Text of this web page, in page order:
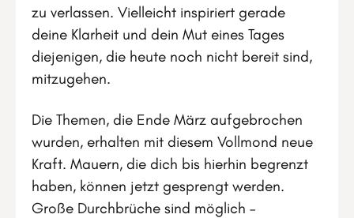
zu verlassen. Vielleicht inspiriert gerade
deine Klarheit und dein Mut eines Tages
diejenigen, die heute noch nicht bereit sind,
mitzugehen.
Die Themen, die Ende März aufgebrochen
wurden, erhalten mit diesem Vollmond neue
Kraft. Mauern, die dich bis hierhin begrenzt
haben, können jetzt gesprengt werden.
Große Durchbrüche sind möglich –